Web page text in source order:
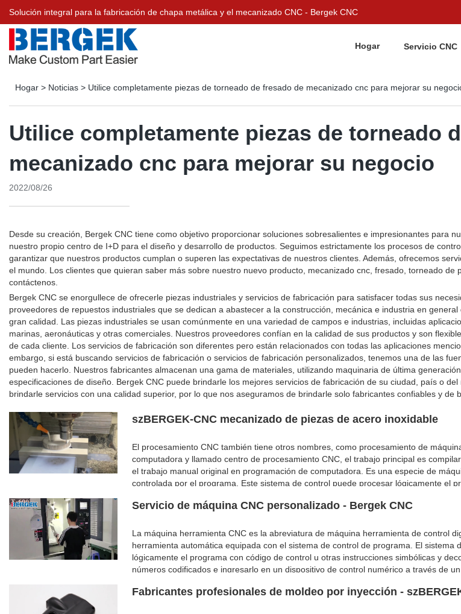
Solución integral para la fabricación de chapa metálica y el mecanizado CNC - Bergek CNC
Hogar Servicio CNC
Hogar > Noticias > Utilice completamente piezas de torneado de fresado de mecanizado cnc para mejorar su
Utilice completamente piezas de torneado
mecanizado cnc para mejorar su negocio
2022/08/26
Desde su creación, Bergek CNC tiene como objetivo proporcionar soluciones sobresalientes e impresionantes para
nuestro propio centro de I+D para el diseño y desarrollo de productos. Seguimos estrictamente los procesos de
garantizar que nuestros productos cumplan o superen las expectativas de nuestros clientes. Además, ofrecemos
el mundo. Los clientes que quieran saber más sobre nuestro nuevo producto, mecanizado cnc, fresado, torneado de
contáctenos.
Bergek CNC se enorgullece de ofrecerle piezas industriales y servicios de fabricación para satisfacer todas sus
proveedores de repuestos industriales que se dedican a abastecer a la construcción, mecánica e industria en
gran calidad. Las piezas industriales se usan comúnmente en una variedad de campos e industrias, incluidas
marinas, aeronáuticas y otras comerciales. Nuestros proveedores confían en la calidad de sus productos y son
de cada cliente. Los servicios de fabricación son diferentes pero están relacionados con todas las aplicaciones
embargo, si está buscando servicios de fabricación o servicios de fabricación personalizados, tenemos una de las
pueden hacerlo. Nuestros fabricantes almacenan una gama de materiales, utilizando maquinaria de última
especificaciones de diseño. Bergek CNC puede brindarle los mejores servicios de fabricación de su ciudad, país o
brindarle servicios con una calidad superior, por lo que nos aseguramos de brindarle solo fabricantes confiables y de
szBERGEK-CNC mecanizado de piezas de acero inoxidable
El procesamiento CNC también tiene otros nombres, como procesamiento de
computadora y llamado centro de procesamiento CNC, el trabajo principal es
el trabajo manual original en programación de computadora. Es una especie de
controlada por el programa. Este sistema de control puede procesar lógicamente el
realice la acción prescrita, a través de la herramienta de corte se procesará en blanco
Servicio de máquina CNC personalizado - Bergek CNC
La máquina herramienta CNC es la abreviatura de máquina herramienta de control
herramienta automática equipada con el sistema de control de programa. El sistema
lógicamente el programa con código de control u otras instrucciones simbólicas y
números codificados e ingresarlo en un dispositivo de control numérico a través de
máquinas herramienta, de acuerdo con los requisitos de forma y tamaño de los
Fabricantes profesionales de moldeo por inyección -